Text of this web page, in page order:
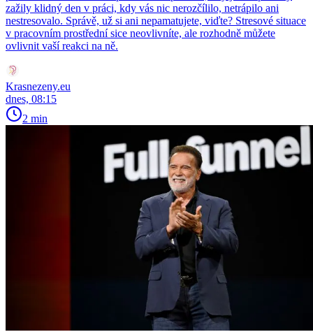
zažily klidný den v práci, kdy vás nic nerozčílilo, netrápilo ani
nestresovalo. Správě, už si ani nepamatujete, viďte? Stresové situace
v pracovním prostřední sice neovlivníte, ale rozhodně můžete
ovlivnit vaší reakci na ně.
Krasnezeny.eu
dnes, 08:15
2 min